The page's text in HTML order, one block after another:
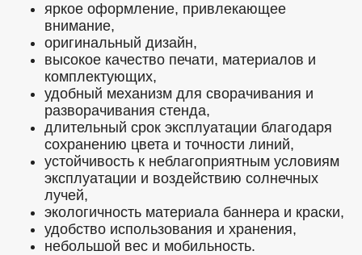
яркое оформление, привлекающее
внимание,
оригинальный дизайн,
высокое качество печати, материалов и
комплектующих,
удобный механизм для сворачивания и
разворачивания стенда,
длительный срок эксплуатации благодаря
сохранению цвета и точности линий,
устойчивость к неблагоприятным условиям
эксплуатации и воздействию солнечных
лучей,
экологичность материала баннера и краски,
удобство использования и хранения,
небольшой вес и мобильность.